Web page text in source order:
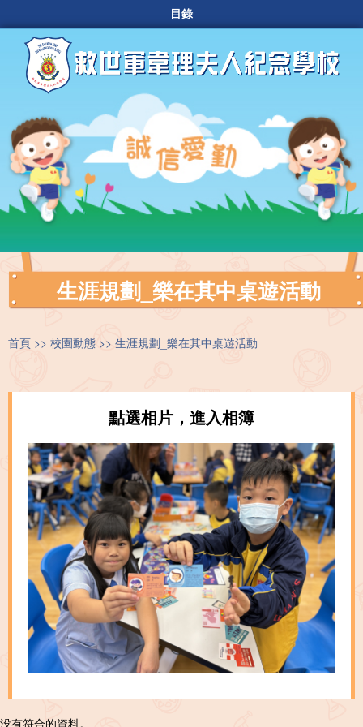
目錄
生涯規劃_樂在其中桌遊活動
首頁 校園動態 生涯規劃_樂在其中桌遊活動
點選相片，進入相簿
没有符合的資料。